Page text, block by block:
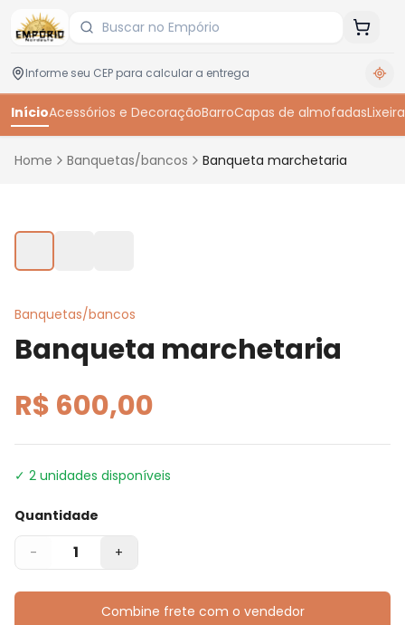
InícioAcessórios e DecoraçãoBarroCapas de almofadasLixeira
Home Banquetas/bancos Banqueta marchetaria
Banquetas/bancos
Banqueta marchetaria
R$ 600,00
✓ 2 unidades disponíveis
Quantidade
- 1 +
Combine frete com o vendedor